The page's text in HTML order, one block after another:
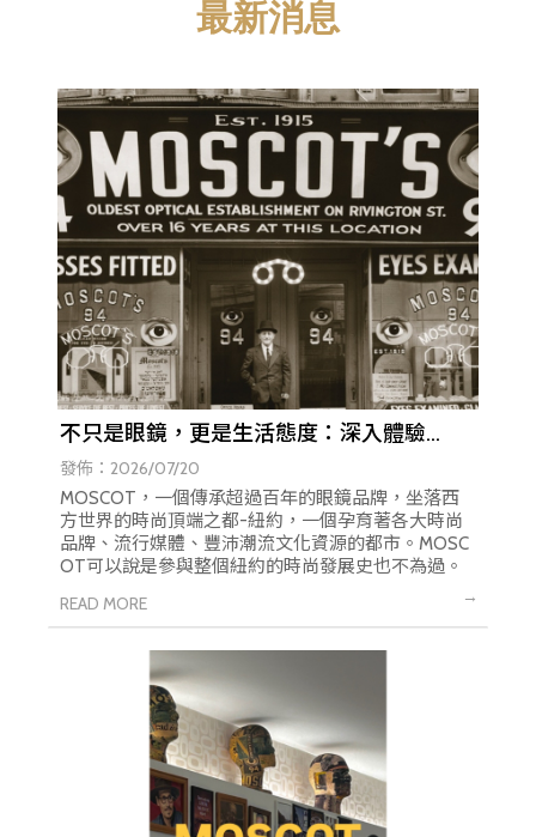
最新消息
不只是眼鏡，更是生活態度：深入體驗
MOSCOT 的職人精神與設計哲學
發佈：2026/07/20
MOSCOT，一個傳承超過百年的眼鏡品牌，坐落西
方世界的時尚頂端之都-紐約，一個孕育著各大時尚
品牌、流行媒體、豐沛潮流文化資源的都市。MOSC
OT可以說是參與整個紐約的時尚發展史也不為過。